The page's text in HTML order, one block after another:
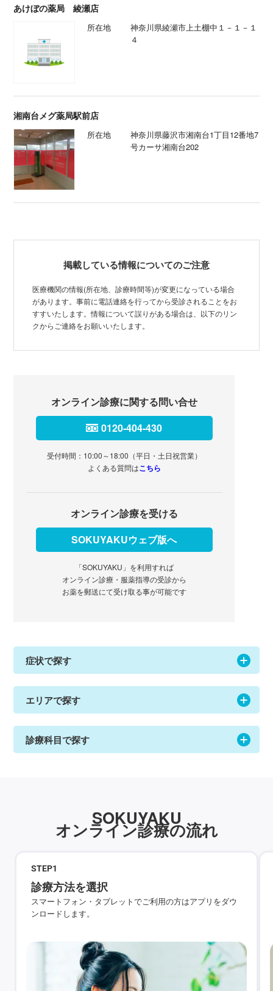
あけぼの薬局 綾瀬店
所在地
神奈川県綾瀬市上土棚中１－１－１
４
湘南台メグ薬局駅前店
所在地
神奈川県藤沢市湘南台1丁目12番地7
号カーサ湘南台202
掲載している情報についてのご注意
医療機関の情報(所在地、診療時間等)が変更になっている場合
があります。事前に電話連絡を行ってから受診されることをお
すすいたします。情報について誤りがある場合は、以下のリン
クからご連絡をお願いいたします。
オンライン診療に関する問い合せ
0120-404-430
受付時間：10:00～18:00（平日・土日祝営業）
よくある質問はこちら
オンライン診療を受ける
SOKUYAKUウェブ版へ
「SOKUYAKU」を利用すれば
オンライン診療・服薬指導の受診から
お薬を郵送にて受け取る事が可能です
症状で探す
エリアで探す
診療科目で探す
SOKUYAKU
オンライン診療の流れ
STEP1
診療方法を選択
スマートフォン・タブレットでご利用の方はアプリをダウ
ンロードします。